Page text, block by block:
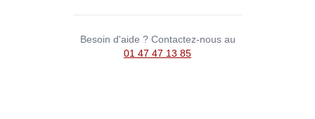
Besoin d'aide ? Contactez-nous au
01 47 47 13 85